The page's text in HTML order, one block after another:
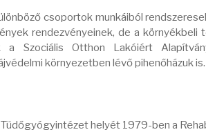
csoportok munkáiból
rendezvényeinek, de a környékbeli
a Szociális Otthon Lakóiért
környezetben lévő pihenőházuk is.
helyét 1979-ben a